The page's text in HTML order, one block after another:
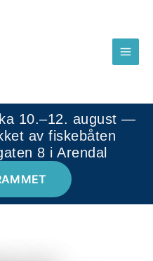
10.–12. august —
av fiskebåten
8 i Arendal